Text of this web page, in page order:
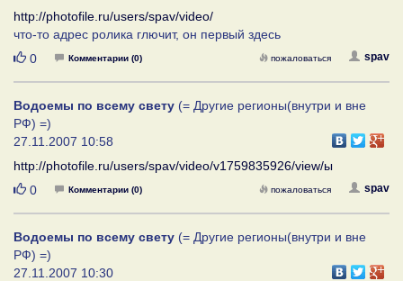
http://photofile.ru/users/spav/video/
что-то адрес ролика глючит, он первый здесь
Нравится
0 Комментарии (0) spav
пожаловаться
Водоемы по всему свету (= Другие регионы(внутри и вне
РФ) =)
27.11.2007 10:58
http://photofile.ru/users/spav/video/v1759835926/view/ы
Нравится
0 Комментарии (0) spav
пожаловаться
Водоемы по всему свету (= Другие регионы(внутри и вне
РФ) =)
27.11.2007 10:30